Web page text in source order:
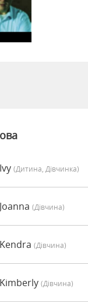
(дитина, Дівчинка)
(дівчина)
(дівчина)
(дівчина)